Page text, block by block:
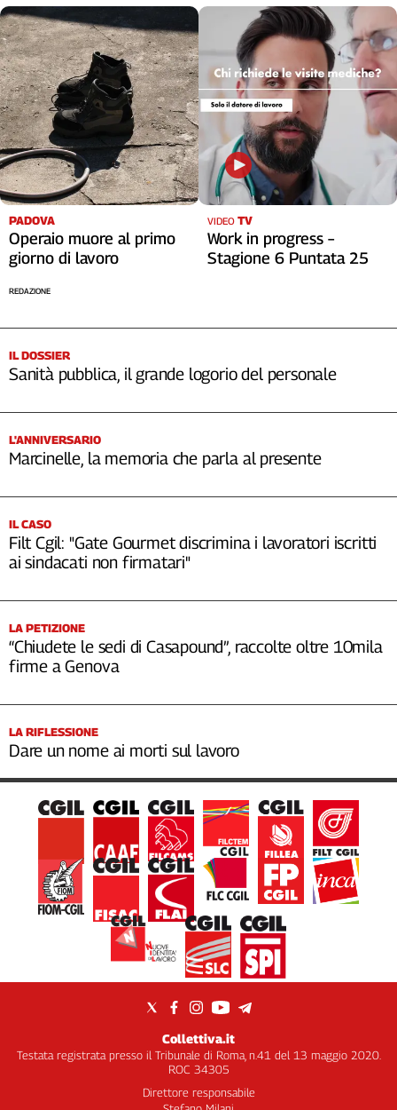
PADOVA
Operaio muore al primo
giorno di lavoro
REDAZIONE
VIDEO TV
Work in progress –
Stagione 6 Puntata 25
IL DOSSIER
Sanità pubblica, il grande logorio del personale
L'ANNIVERSARIO
Marcinelle, la memoria che parla al presente
IL CASO
Filt Cgil: "Gate Gourmet discrimina i lavoratori iscritti
ai sindacati non firmatari"
LA PETIZIONE
“Chiudete le sedi di Casapound”, raccolte oltre 10mila
firme a Genova
LA RIFLESSIONE
Dare un nome ai morti sul lavoro
Collettiva.it
Testata registrata presso il Tribunale di Roma, n.41 del 13 maggio 2020.
ROC 34305
Direttore responsabile